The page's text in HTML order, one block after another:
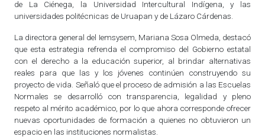
de La Ciénega, la Universidad Intercultural Indígena, y las
universidades politécnicas de Uruapan y de Lázaro Cárdenas.
La directora general del Iemsysem, Mariana Sosa Olmeda, destacó
que esta estrategia refrenda el compromiso del Gobierno estatal
con el derecho a la educación superior, al brindar alternativas
reales para que las y los jóvenes continúen construyendo su
proyecto de vida. Señaló que el proceso de admisión a las Escuelas
Normales se desarrolló con transparencia, legalidad y pleno
respeto al mérito académico, por lo que ahora corresponde ofrecer
nuevas oportunidades de formación a quienes no obtuvieron un
espacio en las instituciones normalistas.